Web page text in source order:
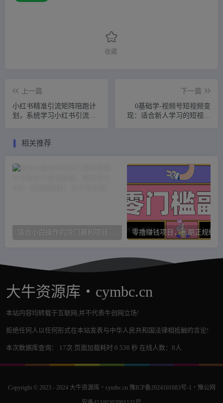
收藏
上一篇
小红书精准引流矩阵陪跑计
划，系统学习小红书引流玩
下一篇
0基础学-视频号短视频变
现：适合新人学习的短视频
相关推荐
大牛资源库・cymbc.cn
本站内容均转载于互联网,并不代表牛创网立场!
拒绝任何人以任何形式在本站发表与中华人民共和国法律相抵触的言论!
本次数据库查询： 17次 页面加载耗时 0.538 秒 在线人数：8人
Copyright © 2023 - 2024 大牛资源库・cymbc.cn 豫ICP备2024101683号-1 ・ 豫公网